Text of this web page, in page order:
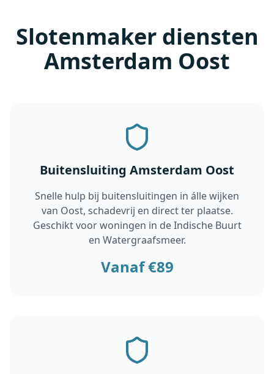
Slotenmaker diensten
Amsterdam Oost
Buitensluiting Amsterdam Oost
Snelle hulp bij buitensluitingen in álle wijken
van Oost, schadevrij en direct ter plaatse.
Geschikt voor woningen in de Indische Buurt
en Watergraafsmeer.
Vanaf €89